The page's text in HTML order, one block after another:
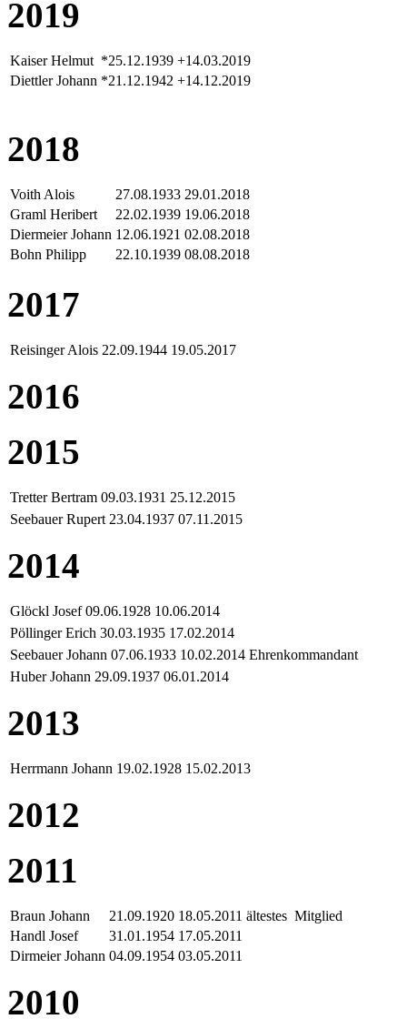
2019
Kaiser Helmut *25.12.1939 +14.03.2019
Diettler Johann *21.12.1942 +14.12.2019
2018
Voith Alois 27.08.1933 29.01.2018
Graml Heribert
22.02.1939 19.06.2018
Diermeier Johann 12.06.1921 02.08.2018
Bohn Philipp
22.10.1939 08.08.2018
2017
Reisinger Alois 22.09.1944 19.05.2017
2016
2015
Tretter Bertram 09.03.1931 25.12.2015
Seebauer Rupert 23.04.1937 07.11.2015
2014
Glöckl Josef 09.06.1928 10.06.2014
Pöllinger Erich 30.03.1935 17.02.2014
Seebauer Johann 07.06.1933 10.02.2014 Ehrenkommandant
Huber Johann 29.09.1937 06.01.2014
2013
Herrmann Johann 19.02.1928 15.02.2013
2012
2011
Braun Johann 21.09.1920 18.05.2011 ältestes Mitglied
Handl Josef
31.01.1954 17.05.2011
Dirmeier Johann 04.09.1954 03.05.2011
2010